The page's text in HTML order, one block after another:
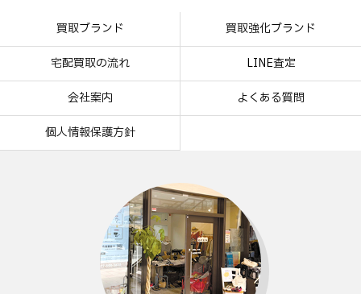
買取ブランド 買取強化ブランド
宅配買取の流れ LINE査定
会社案内 よくある質問
個人情報保護方針